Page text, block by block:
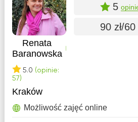
Renata
Baranowska
5.0 (opinie:
57)
5
90 zł/
Kraków
Możliwość zajęć online